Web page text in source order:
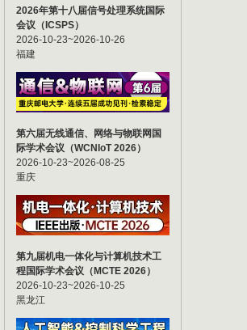
2026年第十八届信号处理系统国际
会议（ICSPS）
2026-10-23~2026-10-26
福建
第六届无线通信、网络与物联网国
际学术会议（WCNIoT 2026）
2026-10-23~2026-08-25
重庆
第九届机电一体化与计算机技术工
程国际学术会议（MCTE 2026）
2026-10-23~2026-10-25
黑龙江